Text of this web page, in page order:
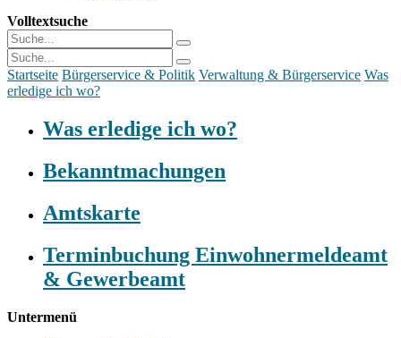
Volltextsuche
Startseite Bürgerservice & Politik Verwaltung & Bürgerservice Was
erledige ich wo?
Was erledige ich wo?
Bekanntmachungen
Amtskarte
Terminbuchung Einwohnermeldeamt
& Gewerbeamt
Untermenü